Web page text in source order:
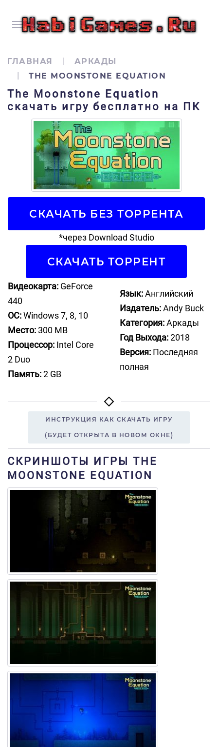
ГЛАВНАЯ
АРКАДЫ
THE MOONSTONE EQUATION
The Moonstone Equation
скачать игру бесплатно на ПК
СКАЧАТЬ БЕЗ ТОРРЕНТА
*через Download Studio
СКАЧАТЬ ТОРРЕНТ
Видеокарта: GeForce
440
ОС:Windows 7, 8, 10
Место: 300 MB
Процессор: Intel Core
2 Duo
Память:2 GB
Язык:Английский
Издатель:Andy Buck
Категория:Аркады
Год Выхода:2018
Версия: Последняя
полная
ИНСТРУКЦИЯ КАК СКАЧАТЬ ИГРУ
(БУДЕТ ОТКРЫТА В НОВОМ ОКНЕ)
СКРИНШОТЫ ИГРЫ THE
MOONSTONE EQUATION